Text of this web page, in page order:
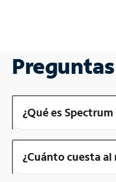
¿Qué es Spectrum
¿Cuánto cuesta al